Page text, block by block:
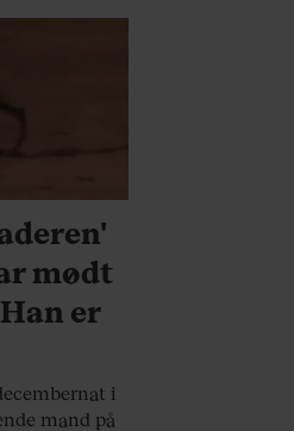
mødt
er
i
mand på